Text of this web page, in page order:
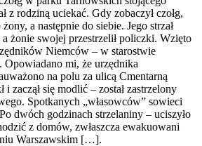
z rodziną uciekać. Gdy zobaczył czołg,
a następnie do siebie. Jego strzał
a żonie swojej przestrzelił policzki. Wzięto
Niemców – w starostwie
mi, że urzędnika
na polu za ulicą Cmentarną
zaczął się modlić – został zastrzelony
Spotkanych „własowców” sowieci
dwóch godzinach strzelaniny – uciszyło
z domów, zwłaszcza ewakuowani
Warszawskim […].